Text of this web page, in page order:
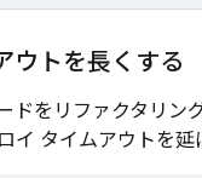
ウトを長くする
ドをリファクタリン
タイムアウトを延